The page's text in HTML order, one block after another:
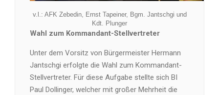
v.l.: AFK Zebedin, Ernst Tapeiner, Bgm. Jantschgi und
Kdt. Plunger
Wahl zum Kommandant-Stellvertreter
Unter dem Vorsitz von Bürgermeister Hermann
Jantschgi erfolgte die Wahl zum Kommandant-
Stellvertreter. Für diese Aufgabe stellte sich BI
Paul Dollinger, welcher mit großer Mehrheit die